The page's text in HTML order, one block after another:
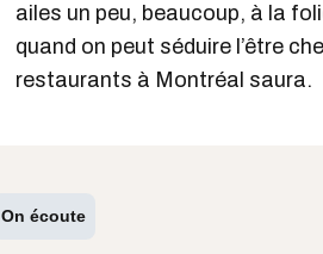
ailes un peu, beaucoup, à la
quand on peut séduire l’être
restaurants à Montréal saura.
On écoute